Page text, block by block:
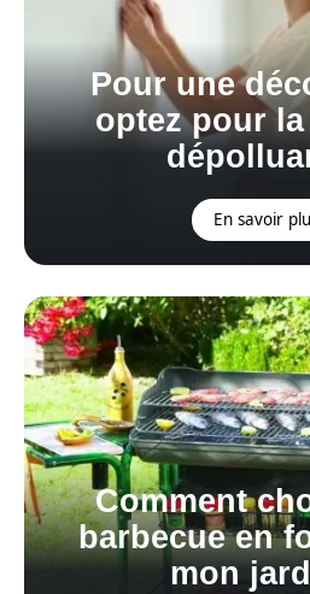
Pour une
optez pour
En savoir
Comment
barbecue en
mon